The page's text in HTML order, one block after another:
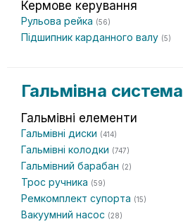
Кермове керування
Рульова рейка (56)
Підшипник карданного валу (5)
Гальмівна система
Гальмівні елементи
Гальмівні диски (414)
Гальмівні колодки (747)
Гальмівний барабан (2)
Трос ручника (59)
Ремкомплект супорта (15)
Вакуумний насос (28)